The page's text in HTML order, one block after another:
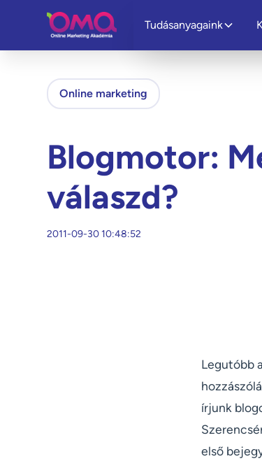
Tudásanyagaink
Online marketing
Blogmotor:
válaszd?
2011-09-30 10:48:52
Legutóbb
írjunk
első